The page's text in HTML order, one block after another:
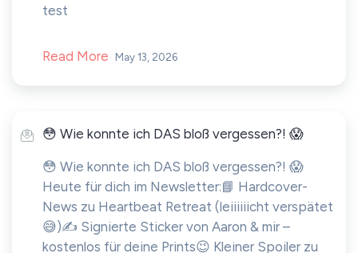
test
Read More May 13, 2026
😳 Wie konnte ich DAS bloß vergessen?! 😱
😳 Wie konnte ich DAS bloß vergessen?! 😱
Heute für dich im Newsletter:📘 Hardcover-
News zu Heartbeat Retreat (leiiiiiicht verspätet
😅)✍️ Signierte Sticker von Aaron & mir –
kostenlos für deine Prints😉 Kleiner Spoiler zu